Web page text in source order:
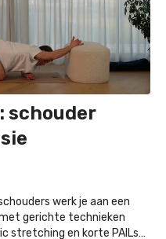
werk je aan een
gerichte technieken
stretching en korte PAILs-